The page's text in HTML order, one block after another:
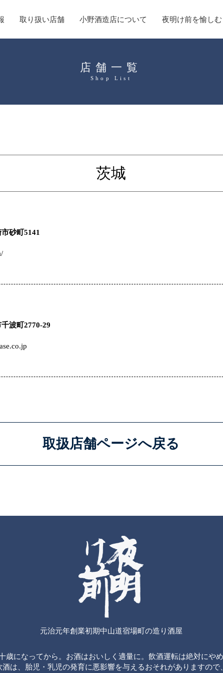
取り扱い店舗 小野酒造店について 夜明け前を愉しむ
店舗一覧
Shop List
茨城
砂町5141
波町2770-29
取扱店舗ページへ戻る
元治元年創業初期中山道宿場町の造り酒屋
歳になってから。お酒はおいしく適量に。飲酒運転は絶対にやめ
酒は、胎児・乳児の発育に悪影響を与えるおそれがありますので